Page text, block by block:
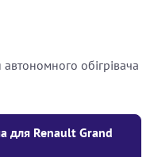
обігрівача
для Renault Grand